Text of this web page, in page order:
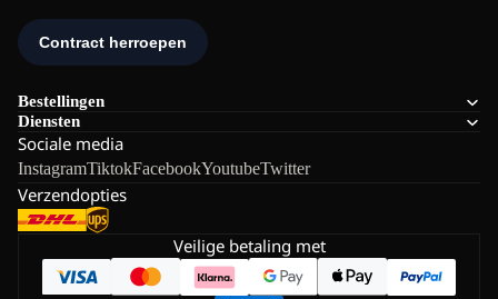
Bestellingen
Diensten
Sociale media
InstagramTiktokFacebookYoutubeTwitter
Verzendopties
Veilige betaling met